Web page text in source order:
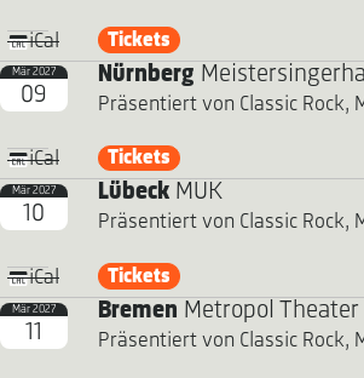
iCal Tickets
Mär 2027
09
iCal
Nürnberg
Präsentiert von Classic Rock,
Tickets
Mär 2027
10
iCal
LübeckMUK
Präsentiert von Classic Rock,
Tickets
Mär 2027
11
Bremen Metropol Theater
Präsentiert von Classic Rock,